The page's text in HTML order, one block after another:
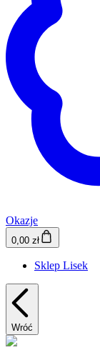
Okazje
0,00 zł
Sklep Lisek
Wróć